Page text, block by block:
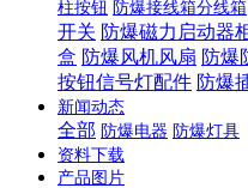
柱按钮 防爆接线箱分线箱
开关 防爆磁力启动器
盒 防爆风机风扇 防爆
按钮信号灯配件 防爆
新闻动态
全部 防爆电器 防爆灯具
资料下载
产品图片